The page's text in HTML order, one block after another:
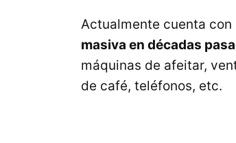
Actualmente cuenta con
masiva en décadas
máquinas de afeitar,
de café, teléfonos, etc.